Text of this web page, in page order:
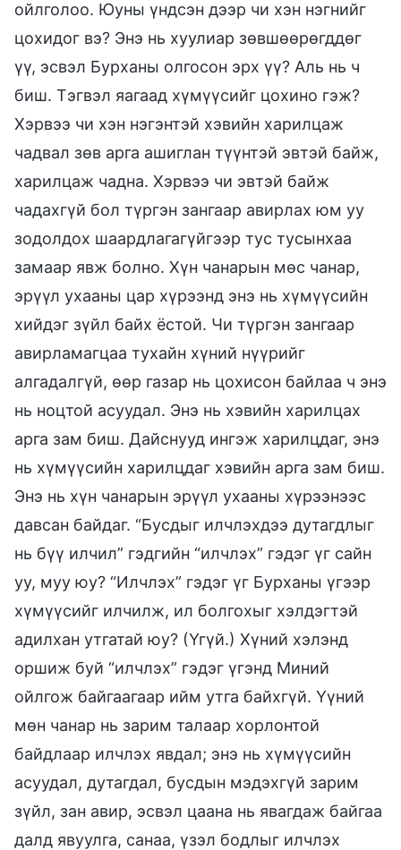
ойлголоо. Юуны үндсэн дээр чи хэн нэгнийг
цохидог вэ? Энэ нь хуулиар зөвшөөрөгддөг
үү, эсвэл Бурханы олгосон эрх үү? Аль нь ч
биш. Тэгвэл яагаад хүмүүсийг цохино гэж?
Хэрвээ чи хэн нэгэнтэй хэвийн харилцаж
чадвал зөв арга ашиглан түүнтэй эвтэй байж,
харилцаж чадна. Хэрвээ чи эвтэй байж
чадахгүй бол түргэн зангаар авирлах юм уу
зодолдох шаардлагагүйгээр тус тусынхаа
замаар явж болно. Хүн чанарын мөс чанар,
эрүүл ухааны цар хүрээнд энэ нь хүмүүсийн
хийдэг зүйл байх ёстой. Чи түргэн зангаар
авирламагцаа тухайн хүний нүүрийг
алгадалгүй, өөр газар нь цохисон байлаа ч энэ
нь ноцтой асуудал. Энэ нь хэвийн харилцах
арга зам биш. Дайснууд ингэж харилцдаг, энэ
нь хүмүүсийн харилцдаг хэвийн арга зам биш.
Энэ нь хүн чанарын эрүүл ухааны хүрээнээс
давсан байдаг. “Бусдыг илчлэхдээ дутагдлыг
нь бүү илчил” гэдгийн “илчлэх” гэдэг үг сайн
уу, муу юу? “Илчлэх” гэдэг үг Бурханы үгээр
хүмүүсийг илчилж, ил болгохыг хэлдэгтэй
адилхан утгатай юу? (Үгүй.) Хүний хэлэнд
оршиж буй “илчлэх” гэдэг үгэнд Миний
ойлгож байгаагаар ийм утга байхгүй. Үүний
мөн чанар нь зарим талаар хорлонтой
байдлаар илчлэх явдал; энэ нь хүмүүсийн
асуудал, дутагдал, бусдын мэдэхгүй зарим
зүйл, зан авир, эсвэл цаана нь явагдаж байгаа
далд явуулга, санаа, үзэл бодлыг илчлэх